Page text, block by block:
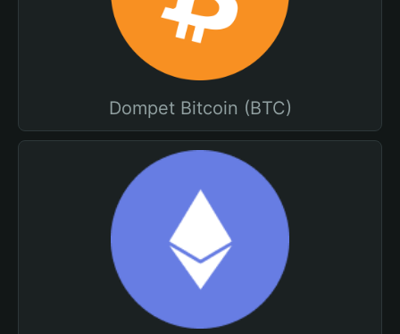
Dompet Bitcoin (BTC)